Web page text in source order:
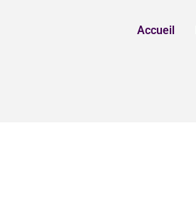
Accueil